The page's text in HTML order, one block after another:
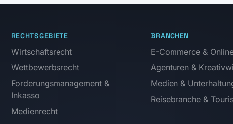
RECHTSGEBIETE
Wirtschaftsrecht
Wettbewerbsrecht
Forderungsmanagement &
Inkasso
Medienrecht
BRANCHEN
E-Commerce &
Agenturen &
Medien &
Reisebranche &